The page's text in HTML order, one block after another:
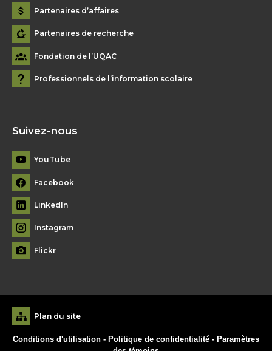
Partenaires d’affaires
Partenaires de recherche
Fondation de l’UQAC
Professionnels de l’information scolaire
Suivez-nous
YouTube
Facebook
LinkedIn
Instagram
Flickr
Plan du site
Conditions d'utilisation - Politique de confidentialité - Paramètres